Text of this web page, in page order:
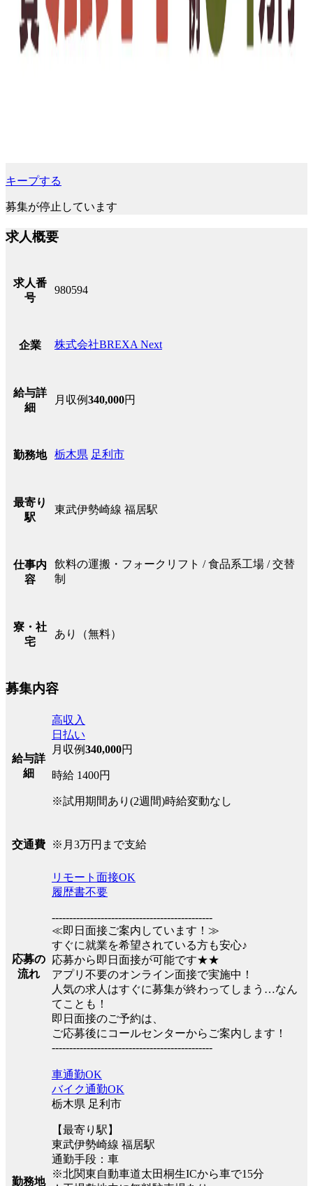
キープする
募集が停止しています
求人概要
求人番
号
980594
企業 株式会社BREXA Next
給与詳
細
月収例340,000円
勤務地 栃木県 足利市
最寄り
駅
東武伊勢崎線 福居駅
仕事内
容
飲料の運搬・フォークリフト / 食品系工場 / 交替
制
寮・社
宅
あり（無料）
募集内容
給与詳
細
高収入
日払い
月収例340,000円
時給 1400円
※試用期間あり(2週間)時給変動なし
交通費 ※月3万円まで支給
応募の
流れ
リモート面接OK
履歴書不要
----------------------------------------------
≪即日面接ご案内しています！≫
すぐに就業を希望されている方も安心♪
応募から即日面接が可能です★★
アプリ不要のオンライン面接で実施中！
人気の求人はすぐに募集が終わってしまう…なん
てことも！
即日面接のご予約は、
ご応募後にコールセンターからご案内します！
----------------------------------------------
勤務地
車通勤OK
バイク通勤OK
栃木県 足利市
【最寄り駅】
東武伊勢崎線 福居駅
通勤手段：車
※北関東自動車道太田桐生ICから車で15分